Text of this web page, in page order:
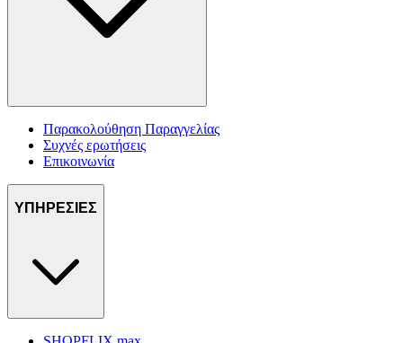
Παρακολούθηση Παραγγελίας
Συχνές ερωτήσεις
Επικοινωνία
ΥΠΗΡΕΣΙΕΣ